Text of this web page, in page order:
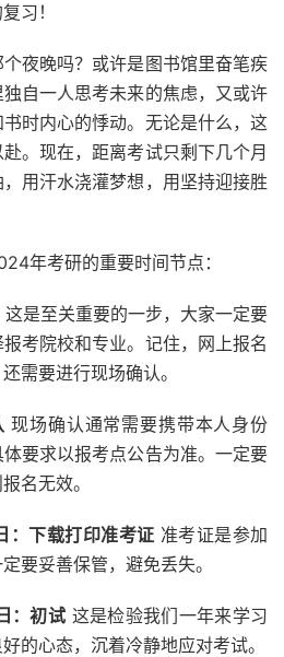
习！
夜晚吗？或许是图书馆里奋笔疾
自一人思考未来的焦虑，又或许
时内心的悸动。无论是什么，这
。现在，距离考试只剩下几个月
用汗水浇灌梦想，用坚持迎接胜
年考研的重要时间节点：
这是至关重要的一步，大家一定要
考院校和专业。记住，网上报名
需要进行现场确认。
现场确认通常需要携带本人身份
要求以报考点公告为准。一定要
名无效。
下载打印准考证 准考证是参加
要妥善保管，避免丢失。
：初试 这是检验我们一年来学习
的心态，沉着冷静地应对考试。